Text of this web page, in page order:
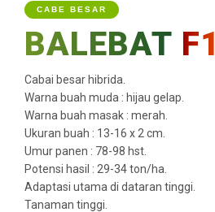
CABE BESAR
BALEBAT F1
Cabai besar hibrida.
Warna buah muda : hijau gelap.
Warna buah masak : merah.
Ukuran buah : 13-16 x 2 cm.
Umur panen : 78-98 hst.
Potensi hasil : 29-34 ton/ha.
Adaptasi utama di dataran tinggi.
Tanaman tinggi.